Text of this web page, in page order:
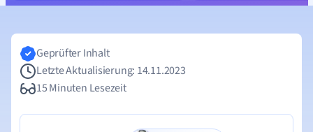
Geprüfter Inhalt
Letzte Aktualisierung: 14.11.2023
15 Minuten Lesezeit